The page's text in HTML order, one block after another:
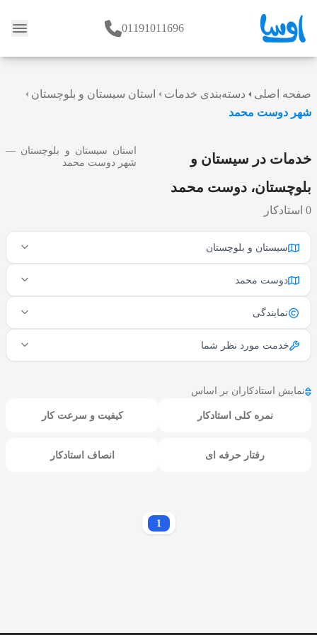
وبلاگ 01191011696
صفحه اصلی دسته‌بندی خدمات
استان سیستان و بلوچستان
شهر دوست محمد
خدمات در سیستان و
بلوچستان، دوست محمد
0 استادکار
استان سیستان و بلوچستان —
شهر دوست محمد
سیستان و بلوچستان
دوست محمد
نمایندگی
خدمت مورد نظر شما
نمایش استادکاران بر اساس
نمره کلی استادکار کیفیت و سرعت کار
رفتار حرفه ای انصاف استادکار
1